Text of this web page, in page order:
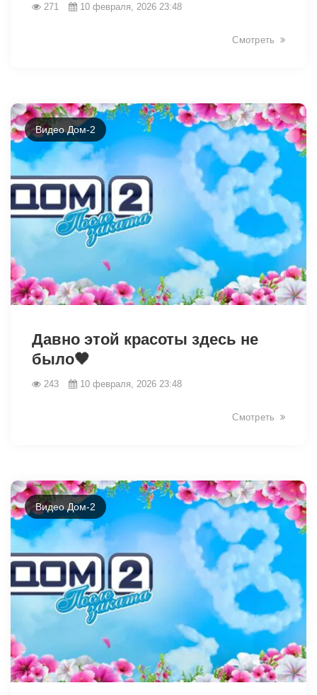
271 10 февраля, 2026 23:48
Смотреть
Видео Дом-2
Давно этой красоты здесь не
было🖤
243 10 февраля, 2026 23:48
Смотреть
Видео Дом-2